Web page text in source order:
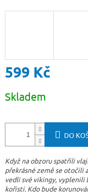
599 Kč
cena:
Skladem
DO
Když na obzoru spatřili
překrásné země se otočili
vedli své vikingy, vyplenili
kořisti. Kdo bude